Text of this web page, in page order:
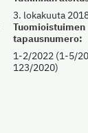
3. lokakuuta
Tuomioistuimen
tapausnumero:
1-2/2022 (1-5/
123/2020)